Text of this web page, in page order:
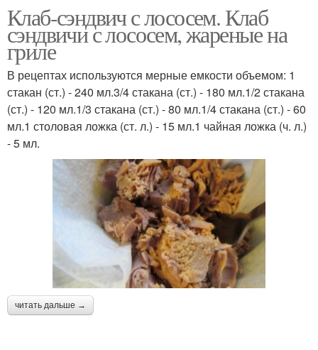
Клаб-сэндвич с лососем. Клаб
сэндвичи с лососем, жареные на
гриле
В рецептах используются мерные емкости объемом: 1
стакан (ст.) - 240 мл.3/4 стакана (ст.) - 180 мл.1/2 стакана
(ст.) - 120 мл.1/3 стакана (ст.) - 80 мл.1/4 стакана (ст.) - 60
мл.1 столовая ложка (ст. л.) - 15 мл.1 чайная ложка (ч. л.)
- 5 мл.
читать дальше →